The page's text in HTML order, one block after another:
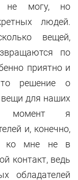
не могу, но
людей.
вещей,
по
приятно и
решение о
вещи для наших
момент я
и, конечно,
ко мне не в
контакт, ведь
обладателей